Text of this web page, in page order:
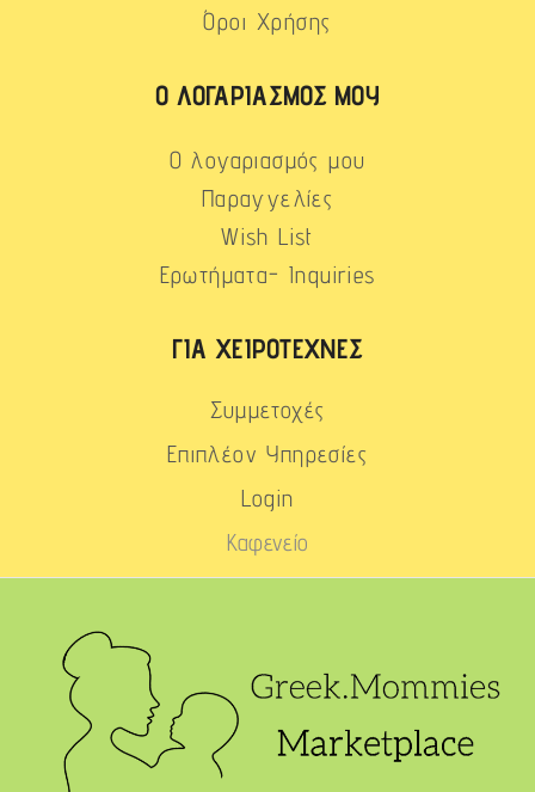
Όροι Χρήσης
Ο ΛΟΓΑΡΙΑΣΜΌΣ ΜΟΥ
Ο λογαριασμός μου
Παραγγελίες
Wish List
Ερωτήματα- Inquiries
ΓΙΑ ΧΕΙΡΟΤΈΧΝΕΣ
Συμμετοχές
Επιπλέον Υπηρεσίες
Login
Καφενείο